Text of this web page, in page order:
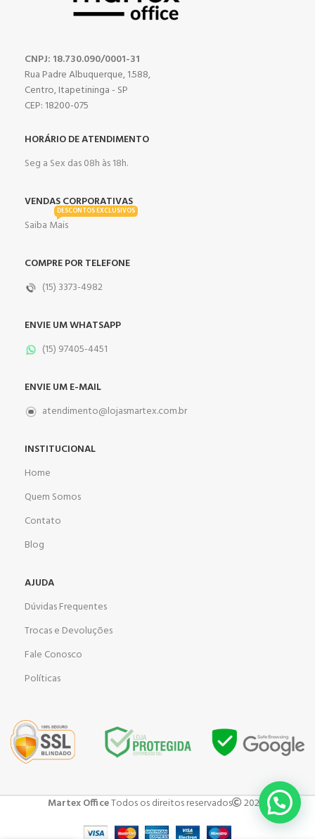
CNPJ: 18.730.090/0001-31
Rua Padre Albuquerque, 1.588,
Centro, Itapetininga - SP
CEP: 18200-075
HORÁRIO DE ATENDIMENTO
Seg a Sex das 08h às 18h.
VENDAS CORPORATIVAS
Saiba Mais
DESCONTOS EXCLUSIVOS
COMPRE POR TELEFONE
(15) 3373-4982
ENVIE UM WHATSAPP
(15) 97405-4451
ENVIE UM E-MAIL
atendimento@lojasmartex.com.br
INSTITUCIONAL
Home
Quem Somos
Contato
Blog
AJUDA
Dúvidas Frequentes
Trocas e Devoluções
Fale Conosco
Políticas
Martex OfficeTodos os direitos reservados 2023 .